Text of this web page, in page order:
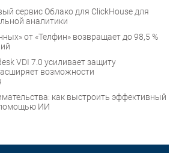
сервис Облако для ClickHouse для
аналитики
от «Телфин» возвращает до 98,5 %
VDI 7.0 усиливает защиту
возможности
как выстроить эффективный
помощью ИИ